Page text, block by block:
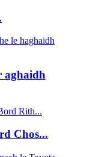
aghaidh
Chos...